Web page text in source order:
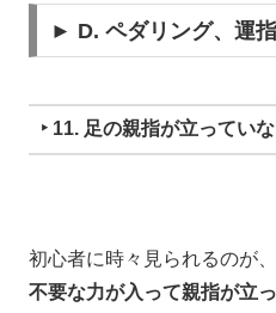
► D. ペダリング、運指
‣ 11. 足の親指が立ってい
初心者に時々見られるのが、
不要な力が入って親指が立っ